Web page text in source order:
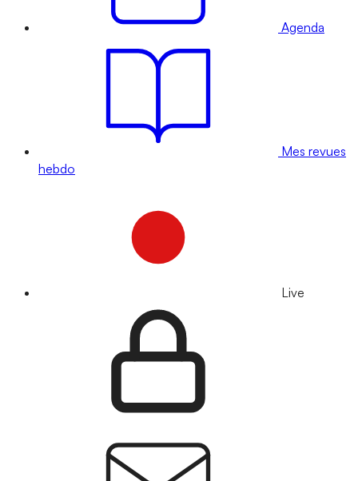
Agenda
Mes revues
hebdo
Live